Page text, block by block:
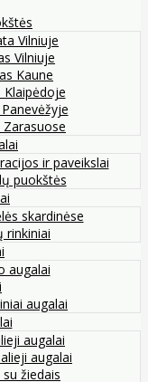
Vilniuje
Vilniuje
Kaune
ir paveikslai
puokštės
skardinėse
rinkiniai
augalai
augalai
augalai
augalai
žiedais